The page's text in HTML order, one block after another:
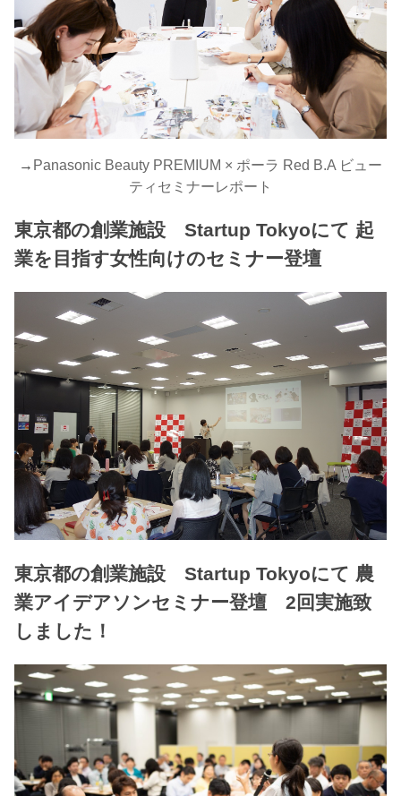
→ Panasonic Beauty PREMIUM × ポーラ Red B.A ビュー
ティセミナーレポート
東京都の創業施設 Startup Tokyoにて 起
業を目指す女性向けのセミナー登壇
東京都の創業施設 Startup Tokyoにて 農
業アイデアソンセミナー登壇 2回実施致
しました！